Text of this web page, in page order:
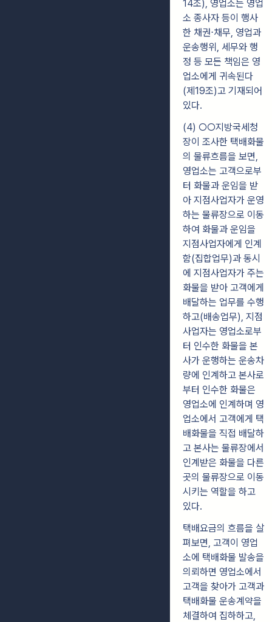
14조), 영업소는 영업
소 종사자 등이 행사
한 채권⋅채무, 영업과
운송행위, 세무와 행
정 등 모든 책임은 영
업소에게 귀속된다
(제19조)고 기재되어
있다.
(4) ○○지방국세청
장이 조사한 택배화물
의 물류흐름을 보면,
영업소는 고객으로부
터 화물과 운임을 받
아 지점사업자가 운영
하는 물류장으로 이동
하여 화물과 운임을
지점사업자에게 인계
함(집합업무)과 동시
에 지점사업자가 주는
화물을 받아 고객에게
배달하는 업무를 수행
하고(배송업무), 지점
사업자는 영업소로부
터 인수한 화물을 본
사가 운행하는 운송차
량에 인계하고 본사로
부터 인수한 화물은
영업소에 인계하며 영
업소에서 고객에게 택
배화물을 직접 배달하
고 본사는 물류장에서
인계받은 화물을 다른
곳의 물류장으로 이동
시키는 역할을 하고
있다.
택배요금의 흐름을 살
펴보면, 고객이 영업
소에 택배화물 발송을
의뢰하면 영업소에서
고객을 찾아가 고객과
택배화물 운송계약을
체결하여 집하하고,